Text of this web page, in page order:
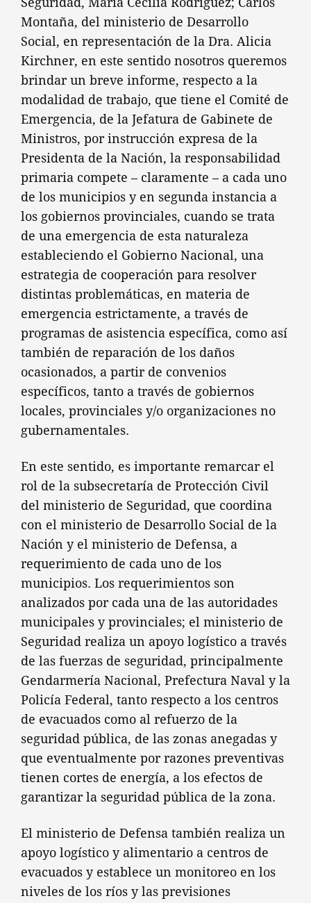
Montaña, del ministerio de Desarrollo
Social, en representación de la Dra. Alicia
Kirchner, en este sentido nosotros queremos
brindar un breve informe, respecto a la
modalidad de trabajo, que tiene el Comité de
Emergencia, de la Jefatura de Gabinete de
Ministros, por instrucción expresa de la
Presidenta de la Nación, la responsabilidad
primaria compete – claramente – a cada uno
de los municipios y en segunda instancia a
los gobiernos provinciales, cuando se trata
de una emergencia de esta naturaleza
estableciendo el Gobierno Nacional, una
estrategia de cooperación para resolver
distintas problemáticas, en materia de
emergencia estrictamente, a través de
programas de asistencia específica, como así
también de reparación de los daños
ocasionados, a partir de convenios
específicos, tanto a través de gobiernos
locales, provinciales y/o organizaciones no
gubernamentales.
En este sentido, es importante remarcar el
rol de la subsecretaría de Protección Civil
del ministerio de Seguridad, que coordina
con el ministerio de Desarrollo Social de la
Nación y el ministerio de Defensa, a
requerimiento de cada uno de los
municipios. Los requerimientos son
analizados por cada una de las autoridades
municipales y provinciales; el ministerio de
Seguridad realiza un apoyo logístico a través
de las fuerzas de seguridad, principalmente
Gendarmería Nacional, Prefectura Naval y la
Policía Federal, tanto respecto a los centros
de evacuados como al refuerzo de la
seguridad pública, de las zonas anegadas y
que eventualmente por razones preventivas
tienen cortes de energía, a los efectos de
garantizar la seguridad pública de la zona.
El ministerio de Defensa también realiza un
apoyo logístico y alimentario a centros de
evacuados y establece un monitoreo en los
niveles de los ríos y las previsiones